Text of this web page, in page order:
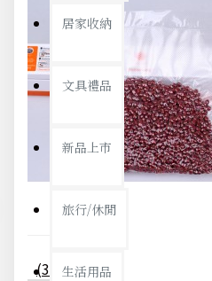
居家收納
文具禮品
新品上市
旅行/休閒
生活用品
(30入)食品真空包裝袋 食品級家用保鮮袋 無毒單面紋路真空袋 真空封口機專用袋 30X25cm